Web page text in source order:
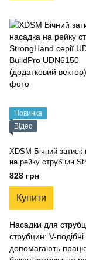
Новинка
Відео
XDSM Бічний
на рейку струбцин
серії UD та BuildPro
(додатковий вектор)
828 грн
Купити
Насадки для
струбцин: V-
допомагають